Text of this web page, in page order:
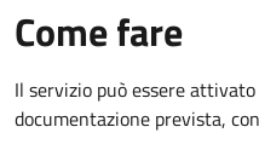
Come fare
Il servizio può essere
documentazione prevista,